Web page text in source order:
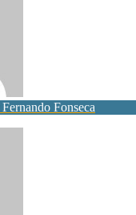
Fernando Fonseca